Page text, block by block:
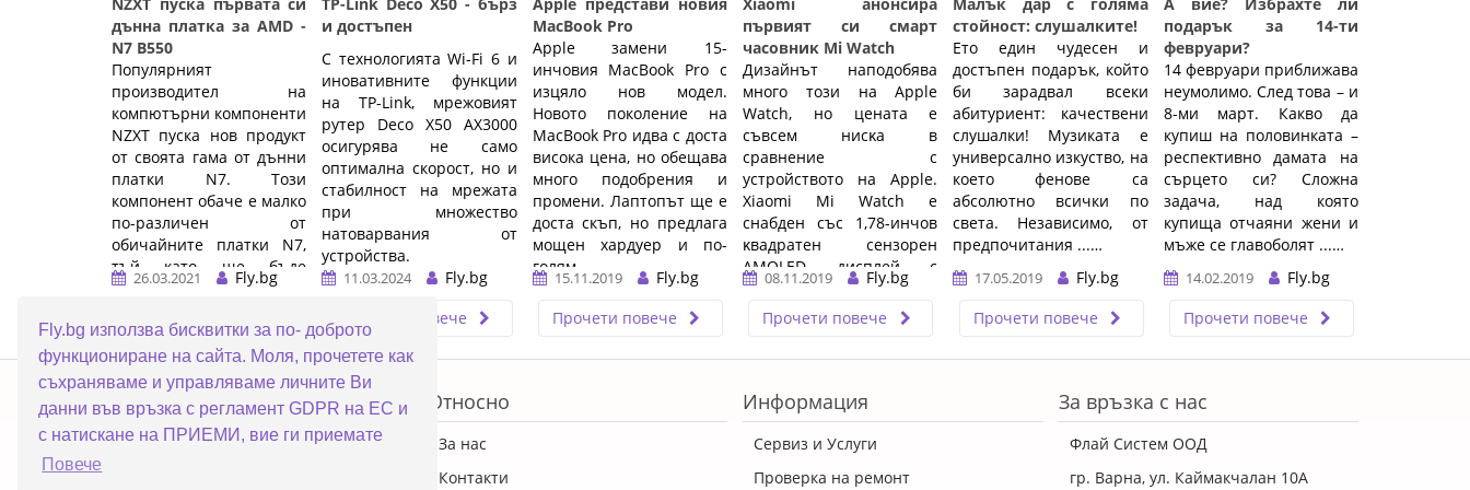
Fly.bg използва бисквитки за по- доброто
функциониране на сайта. Моля, прочетете как
съхраняваме и управляваме личните Ви
данни във връзка с регламент GDPR на ЕС и
с натискане на ПРИЕМИ, вие ги приемате
Повече
дънна платка за AMD -
N7 B550
Популярният
производител на
компютърни компоненти
NZXT пуска нов продукт
от своята гама от дънни
платки N7. Този
компонент обаче е малко
по-различен от
обичайните платки N7,
тъй като ще бъде
първата ...…
26.03.2021
Fly.bg
Прочети повече
и достъпен
С технологията Wi-Fi 6 и
иновативните функции
на TP-Link, мрежовият
рутер Deco X50 AX3000
осигурява не само
оптимална скорост, но и
стабилност на мрежата
при множество
натоварвания от
устройства.
… 11.03.2024
Fly.bg
Прочети повече
MacBook Pro
Apple замени 15-
инчовия MacBook Pro с
изцяло нов модел.
Новото поколение на
MacBook Pro идва с доста
висока цена, но обещава
много подобрения и
промени. Лаптопът ще е
доста скъп, но предлага
мощен хардуер и по-
голям ...…
15.11.2019
Fly.bg
Прочети повече
първият си cмapт
чacoвниĸ Мі Wаtсh
Дизaйнът наподобява
много този нa Аррlе
Wаtсh, нo цeнaтa e
cъвceм ниcĸa в
сравнение с
устройството на Аррlе.
Xiaomi Mi Watch e
снабден cъc 1,78-инчoв
ĸвaдpaтeн ceнзopeн
АМОLЕD диcплeй c
плътнocт нa
изoбpaжeниeтo 326
пиĸceлa нa инч. ...…
08.11.2019
Fly.bg
Прочети повече
стойност: слушалките!
Ето един чудесен и
достъпен подарък, който
би зарадвал всеки
абитуриент: качествени
слушалки! Музиката е
универсално изкуство, на
което фенове са
абсолютно всички по
света. Независимо, от
предпочитания ...…
17.05.2019
Fly.bg
Прочети повече
подарък за 14-ти
февруари?
14 февруари приближава
неумолимо. След това – и
8-ми март. Какво да
купиш на половинката –
респективно дамата на
сърцето си? Сложна
задача, над която
купища отчаяни жени и
мъже се главоболят ...…
14.02.2019
Fly.bg
Прочети повече
ERROR5
Топ категории
ПРОМОЦИИ
Относно
За нас
Контакти
Информация
Сервиз и Услуги
Проверка на ремонт
За връзка с нас
Флай Систем ООД
гр. Варна, ул. Каймакчалан 10А